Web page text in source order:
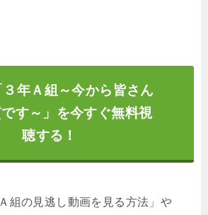
年Ａ組～今から皆さん
す～」を今すぐ無料視
聴する！
組の見逃し動画を見る方法」や